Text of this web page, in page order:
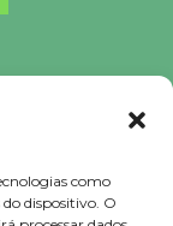
como
dispositivo. O